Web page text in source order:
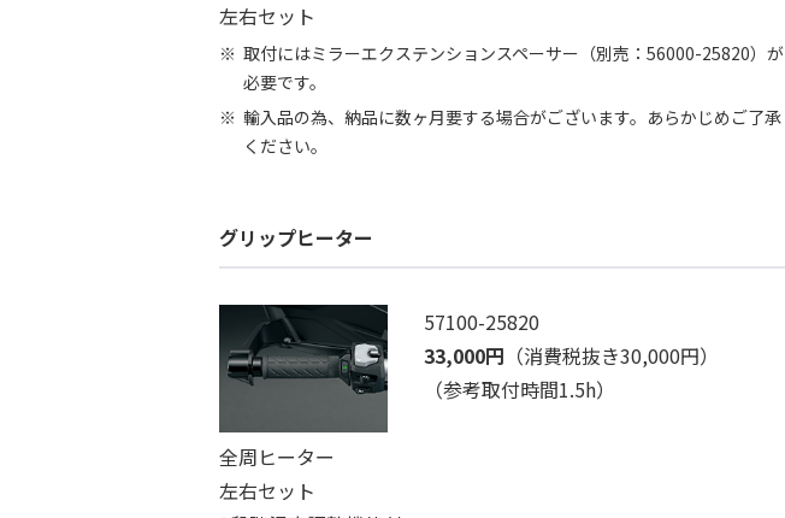
左右セット
取付にはミラーエクステンションスペーサー（別売：56000-25820）が
必要です。
輸入品の為、納品に数ヶ月要する場合がございます。あらかじめご了承
ください。
グリップヒーター
57100-25820
33,000円 （消費税抜き30,000円）
（参考取付時間1.5h）
全周ヒーター
左右セット